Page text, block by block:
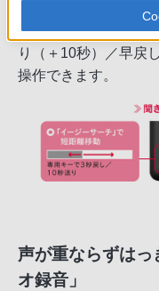
イルの聞きたいとこ
す。イージーサーチ
り（＋10秒）／早戻
操作できます。
声が重ならずはっ
オ録音」